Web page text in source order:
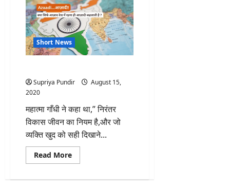
Short News
Supriya Pundir
August 15,
2020
महात्मा गाँधी ने कहा था,” निरंतर
विकास जीवन का नियम है,और जो
व्यक्ति खुद को सही दिखाने...
Read MoreRead
more
आज़ादी!